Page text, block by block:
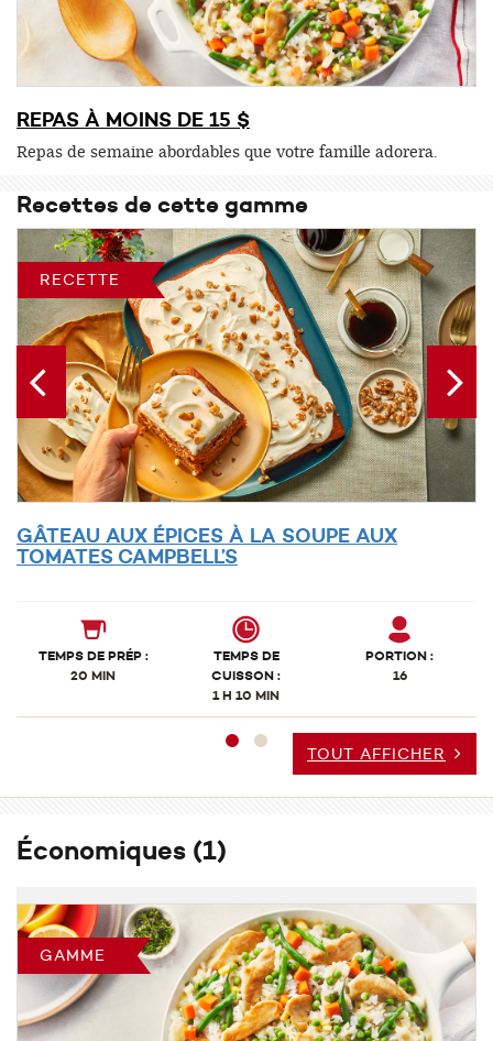
REPAS À MOINS DE 15 $
Repas de semaine abordables que votre famille adorera.
Recettes de cette gamme
RECETTE
GÂTEAU AUX ÉPICES À LA SOUPE AUX
TOMATES CAMPBELL’S
TEMPS DE PRÉP :
20 MIN
TEMPS DE
CUISSON :
1 H 10 MIN
PORTION :
16
TOUT AFFICHER
Économiques (1)
GAMME